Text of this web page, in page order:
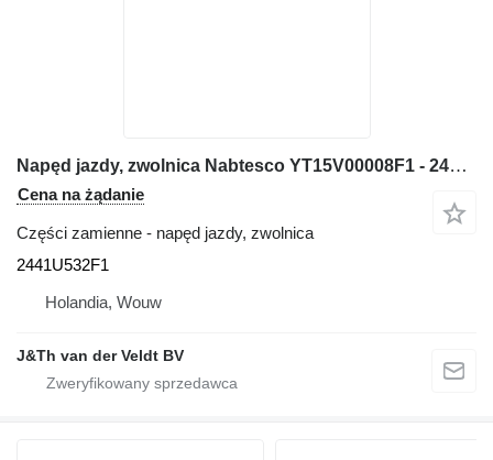
Napęd jazdy, zwolnica Nabtesco YT15V00008F1 - 2441U532F1 do koparki New Holland E70 E80 SK60 EH70 EH80 K903 E80B 70SR 80CS K903C E70SR E70BSR E80BMSR 70SR-1E SK70SR-2 SK80CS-2 70SR-1E3 80MSR-1E SK80CS-1E
Cena na żądanie
Części zamienne - napęd jazdy, zwolnica
2441U532F1
Holandia, Wouw
J&Th van der Veldt BV